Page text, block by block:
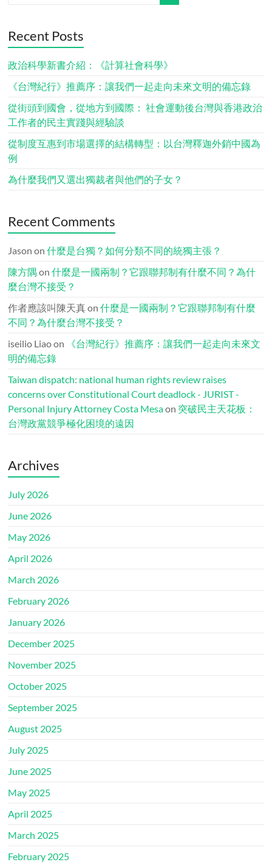
Recent Posts
政治科學新書介紹：《計算社會科學》
《台灣紀行》推薦序：讓我們一起走向未來文明的備忘錄
從街頭到國會，從地方到國際： 社會運動後台灣與香港政治
工作者的民主實踐與經驗談
從制度互惠到市場選擇的結構轉型：以台灣釋迦外銷中國為
例
為什麼我們又選出獨裁者與他們的子女？
Recent Comments
Jason on什麼是台獨？如何分類不同的統獨主張？
陳方隅 on什麼是一國兩制？它跟聯邦制有什麼不同？為什
麼台灣不接受？
作者應該叫陳天真 on什麼是一國兩制？它跟聯邦制有什麼
不同？為什麼台灣不接受？
iseilio Liaoon
《台灣紀行》推薦序：讓我們一起走向未來文
明的備忘錄
Taiwan dispatch: national human rights review raises
concerns over Constitutional Court deadlock - JURIST -
Personal Injury Attorney Costa Mesaon 突破民主天花板：
台灣政黨競爭極化困境的遠因
Archives
July 2026
June 2026
May 2026
April 2026
March 2026
February 2026
January 2026
December 2025
November 2025
October 2025
September 2025
August 2025
July 2025
June 2025
May 2025
April 2025
March 2025
February 2025